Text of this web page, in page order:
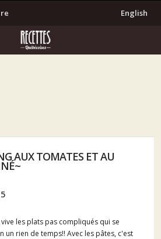
English
AUX TOMATES ET AU
vive les plats pas compliqués qui se
un rien de temps!! Avec les pâtes, c'est